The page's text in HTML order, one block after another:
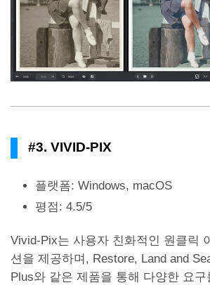
#3. VIVID-PIX
플랫폼: Windows, macOS
평점: 4.5/5
Vivid-Pix는 사용자 친화적인 원클릭
션을 제공하며, Restore, Land and
Plus와 같은 제품을 통해 다양한 요구